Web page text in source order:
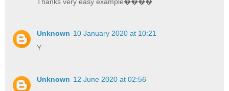
Unknown 10 January 2020 at 10:21
Y
Unknown 12 June 2020 at 02:56